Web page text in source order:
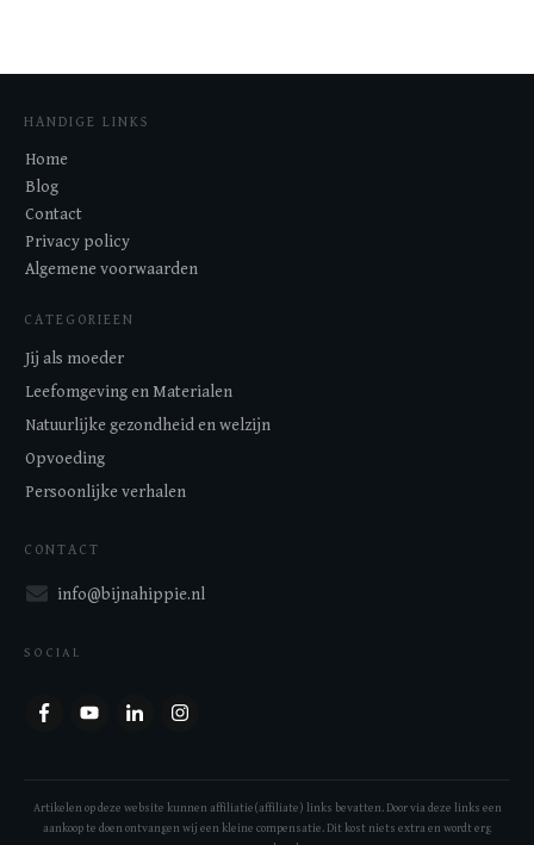
HANDIGE LINKS
Home
Blog
Contact
Privacy policy
Algemene voorwaarden
CATEGORIEEN
Jij als moeder
Leefomgeving en Materialen
Natuurlijke gezondheid en welzijn
Opvoeding
Persoonlijke verhalen
CONTACT
info@bijnahippie.nl
SOCIAL
Artikelen op deze website kunnen affiliatie(affiliate) links bevatten. Door via deze links een
aankoop te doen ontvangen wij een kleine compensatie. Dit kost niets extra en wordt erg